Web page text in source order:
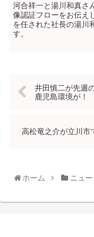
河合祥一と湯川和真さ
像認証フローをお伝え
を任された社長の湯川
す。
井田慎二が先週
鹿児島環境が！
高松竜之介が立川市
ホーム ニュー